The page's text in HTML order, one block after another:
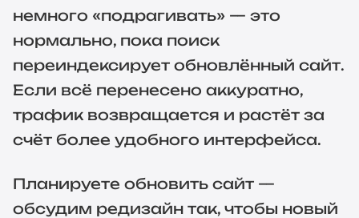
немного «подрагивать» — это
нормально, пока поиск
переиндексирует обновлённый сайт.
Если всё перенесено аккуратно,
трафик возвращается и растёт за
счёт более удобного интерфейса.
Планируете обновить сайт —
обсудим редизайн так, чтобы новый